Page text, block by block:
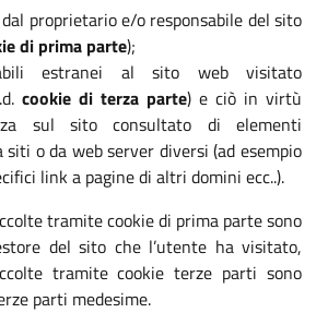
proprietario e/o responsabile del sito
di prima parte);
estranei al sito web visitato
cookie di terza parte) e ciò in virtù
sul sito consultato di elementi
siti o da web server diversi (ad esempio
link a pagine di altri domini ecc..).
tramite cookie di prima parte sono
del sito che l’utente ha visitato,
tramite cookie terze parti sono
parti medesime.